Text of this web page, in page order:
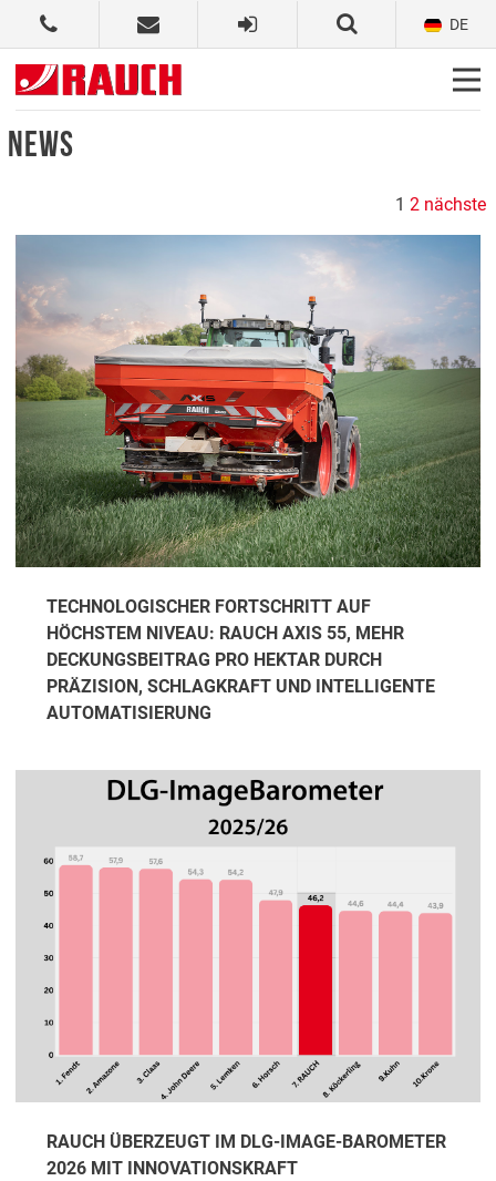
DE
NEWS
1 2 nächste
TECHNOLOGISCHER FORTSCHRITT AUF
HÖCHSTEM NIVEAU: RAUCH AXIS 55, MEHR
DECKUNGSBEITRAG PRO HEKTAR DURCH
PRÄZISION, SCHLAGKRAFT UND INTELLIGENTE
AUTOMATISIERUNG
RAUCH ÜBERZEUGT IM DLG-IMAGE-BAROMETER
2026 MIT INNOVATIONSKRAFT